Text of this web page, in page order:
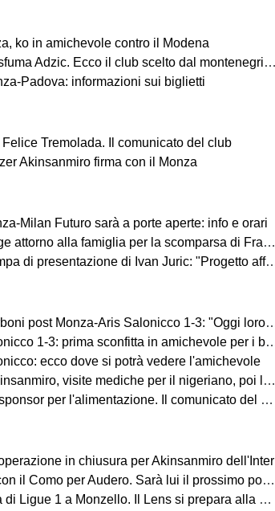
ko in amichevole contro il Modena
Adzic. Ecco il club scelto dal montenegrino.
Padova: informazioni sui biglietti
Felice Tremolada. Il comunicato del club
Akinsanmiro firma con il Monza
Milan Futuro sarà a porte aperte: info e orari
attorno alla famiglia per la scomparsa di Franco Baresi
di presentazione di Ivan Juric: "Progetto affascinante"
post Monza-Aris Salonicco 1-3: "Oggi loro più bravi di noi"
1-3: prima sconfitta in amichevole per i brianzoli
ecco dove si potrà vedere l'amichevole
visite mediche per il nigeriano, poi la firma
per l'alimentazione. Il comunicato del club biancorosso
in chiusura per Akinsanmiro dell'Inter
per Audero. Sarà lui il prossimo portiere biancorosso?
1 a Monzello. Il Lens si prepara alla Como Cup in Brianza